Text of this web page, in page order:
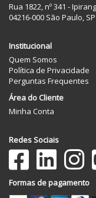
Rua 1822, nº 341 -
04216-000 São Paulo, SP
Institucional
Quem Somos
Política de Privacidade
Perguntas Frequentes
Área do Cliente
Minha Conta
Redes Sociais
Formas de pagamento